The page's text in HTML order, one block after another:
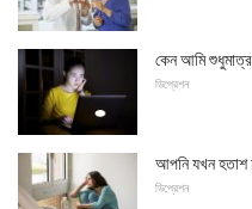
কেন আমি শুধুমাত্র
ডিপ্রেশন
আপনি যখন হতাশ
ডিপ্রেশন